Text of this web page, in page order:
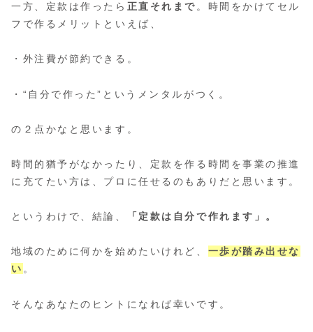
一方、定款は作ったら 正直それまで 。時間をかけてセル
フで作るメリットといえば、
・外注費が節約できる。
・“自分で作った”というメンタルがつく。
の２点かなと思います。
時間的猶予がなかったり、定款を作る時間を事業の推進
に充てたい方は、プロに任せるのもありだと思います。
というわけで、結論、 「定款は自分で作れます」。
地域のために何かを始めたいけれど、 一歩が踏み出せな
い 。
そんなあなたのヒントになれば幸いです。